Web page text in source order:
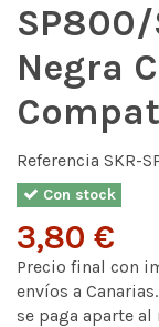
Negra
Referencia SKR-
Con stock
3,80 €
Precio final con
envíos a
se paga aparte al